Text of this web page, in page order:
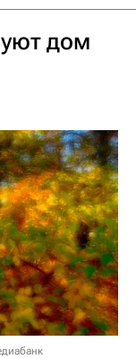
дом